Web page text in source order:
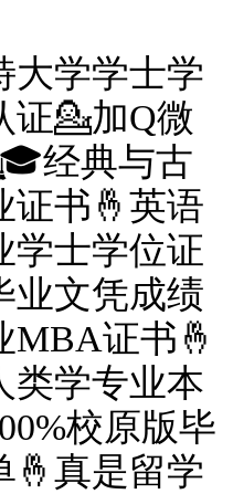
大学学士学
证💁加Q微
经典与古
证书🤞英语
学士学位证
业文凭成绩
MBA证书🤞
类学专业本
校原版毕
🤞真是留学